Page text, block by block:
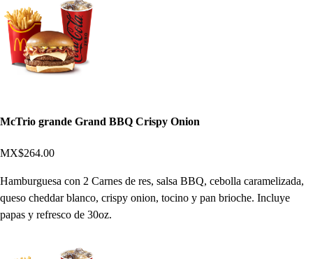
McTrio grande Grand BBQ Crispy Onion
MX$264.00
Hamburguesa con 2 Carnes de res, salsa BBQ, cebolla caramelizada,
queso cheddar blanco, crispy onion, tocino y pan brioche. Incluye
papas y refresco de 30oz.